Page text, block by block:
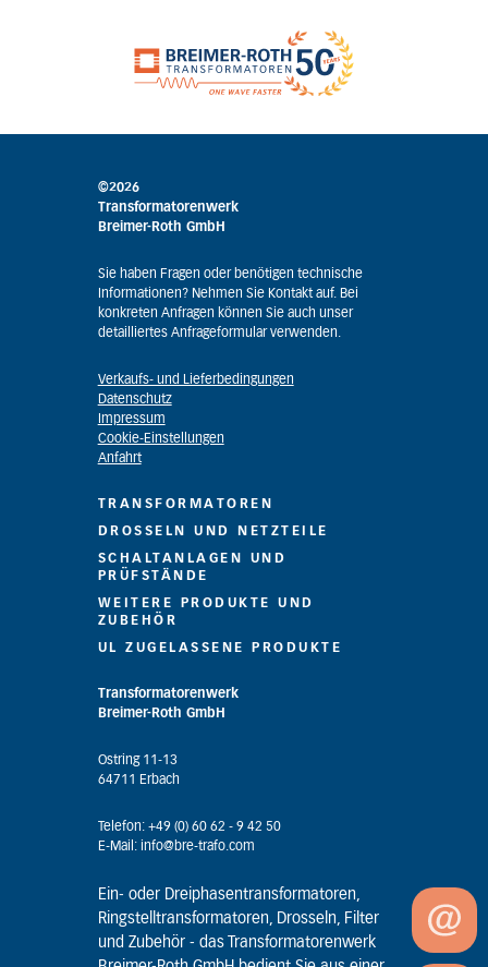
©2026
Transformatorenwerk
Breimer-Roth GmbH
Sie haben Fragen oder benötigen technische
Informationen? Nehmen Sie Kontakt auf. Bei
konkreten Anfragen können Sie auch unser
detailliertes Anfrageformular verwenden.
Verkaufs- und Lieferbedingungen
Datenschutz
Impressum
Cookie-Einstellungen
Anfahrt
TRANSFORMATOREN
DROSSELN UND NETZTEILE
SCHALTANLAGEN UND
PRÜFSTÄNDE
WEITERE PRODUKTE UND
ZUBEHÖR
UL ZUGELASSENE PRODUKTE
Transformatorenwerk
Breimer-Roth GmbH
Ostring 11-13
64711 Erbach
Telefon: +49 (0) 60 62 - 9 42 50
E-Mail: info@bre-trafo.com
Ein- oder Dreiphasentransformatoren,
Ringstelltransformatoren, Drosseln, Filter
und Zubehör - das Transformatorenwerk